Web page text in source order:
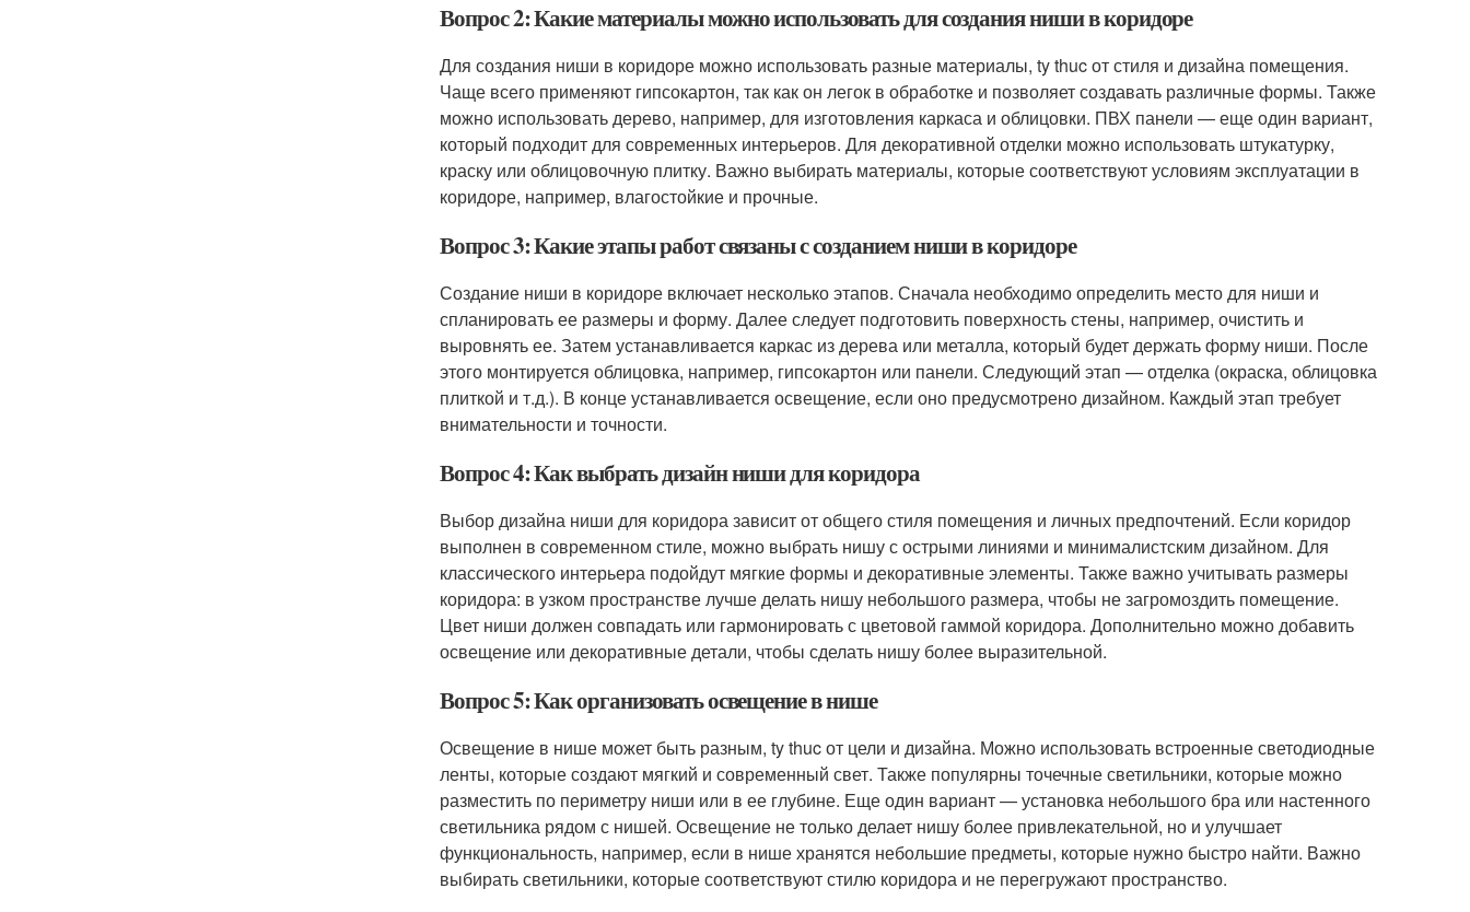
Вопрос 2: Какие материалы можно использовать для создания ниши в коридоре
Для создания ниши в коридоре можно использовать разные материалы, ty thuc от стиля и дизайна помещения.
Чаще всего применяют гипсокартон, так как он легок в обработке и позволяет создавать различные формы. Также
можно использовать дерево, например, для изготовления каркаса и облицовки. ПВХ панели — еще один вариант,
который подходит для современных интерьеров. Для декоративной отделки можно использовать штукатурку,
краску или облицовочную плитку. Важно выбирать материалы, которые соответствуют условиям эксплуатации в
коридоре, например, влагостойкие и прочные.
Вопрос 3: Какие этапы работ связаны с созданием ниши в коридоре
Создание ниши в коридоре включает несколько этапов. Сначала необходимо определить место для ниши и
спланировать ее размеры и форму. Далее следует подготовить поверхность стены, например, очистить и
выровнять ее. Затем устанавливается каркас из дерева или металла, который будет держать форму ниши. После
этого монтируется облицовка, например, гипсокартон или панели. Следующий этап — отделка (окраска, облицовка
плиткой и т.д.). В конце устанавливается освещение, если оно предусмотрено дизайном. Каждый этап требует
внимательности и точности.
Вопрос 4: Как выбрать дизайн ниши для коридора
Выбор дизайна ниши для коридора зависит от общего стиля помещения и личных предпочтений. Если коридор
выполнен в современном стиле, можно выбрать нишу с острыми линиями и минималистским дизайном. Для
классического интерьера подойдут мягкие формы и декоративные элементы. Также важно учитывать размеры
коридора: в узком пространстве лучше делать нишу небольшого размера, чтобы не загромоздить помещение.
Цвет ниши должен совпадать или гармонировать с цветовой гаммой коридора. Дополнительно можно добавить
освещение или декоративные детали, чтобы сделать нишу более выразительной.
Вопрос 5: Как организовать освещение в нише
Освещение в нише может быть разным, ty thuc от цели и дизайна. Можно использовать встроенные светодиодные
ленты, которые создают мягкий и современный свет. Также популярны точечные светильники, которые можно
разместить по периметру ниши или в ее глубине. Еще один вариант — установка небольшого бра или настенного
светильника рядом с нишей. Освещение не только делает нишу более привлекательной, но и улучшает
функциональность, например, если в нише хранятся небольшие предметы, которые нужно быстро найти. Важно
выбирать светильники, которые соответствуют стилю коридора и не перегружают пространство.